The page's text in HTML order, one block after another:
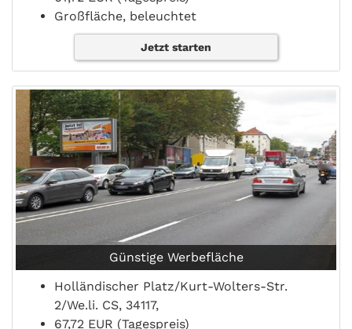
Großfläche, beleuchtet
Jetzt starten
Günstige Werbefläche
Holländischer Platz/Kurt-Wolters-Str.
2/We.li. CS, 34117,
67,72 EUR (Tagespreis)